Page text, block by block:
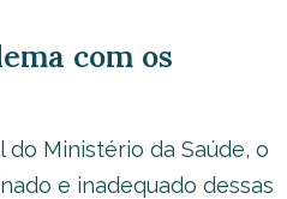
com os
Ministério da Saúde, o
e inadequado dessas